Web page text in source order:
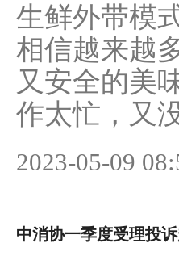
生鲜外带模
相信越来越
又安全的美
作太忙，又
2023-05-09
中消协一季度受理投